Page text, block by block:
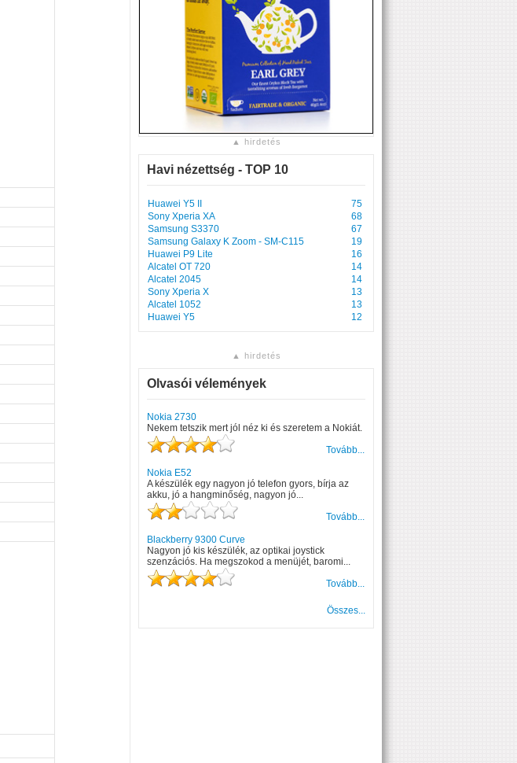
▲ hirdetés
Havi nézettség - TOP 10
Huawei Y5 II
75
Sony Xperia XA
68
Samsung S3370
67
Samsung Galaxy K Zoom - SM-C115
19
Huawei P9 Lite
16
Alcatel OT 720
14
Alcatel 2045
14
Sony Xperia X
13
Alcatel 1052
13
Huawei Y5
12
▲ hirdetés
Olvasói vélemények
Nokia 2730
Nekem tetszik mert jól néz ki és szeretem a Nokiát.
Tovább...
Nokia E52
A készülék egy nagyon jó telefon gyors, bírja az
akku, jó a hangminőség, nagyon jó...
Tovább...
Blackberry 9300 Curve
Nagyon jó kis készülék, az optikai joystick
szenzációs. Ha megszokod a menüjét, baromi...
Tovább...
Összes...